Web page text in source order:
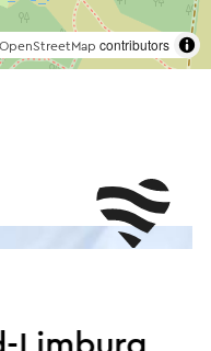
OpenStreetMap contributors